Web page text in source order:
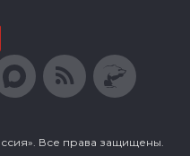
Все права защищены.